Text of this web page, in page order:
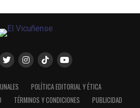
POLÍTICA EDITORIAL Y ÉTICA
TÉRMINOS Y CONDICIONES
PUBLICIDAD